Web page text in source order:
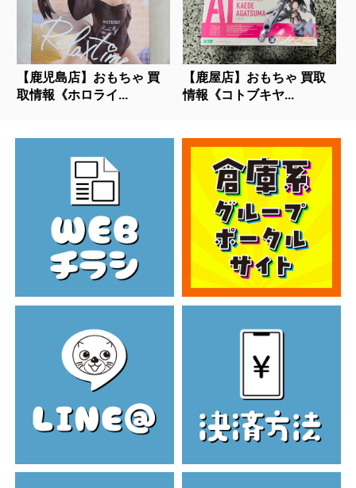
【鹿児島店】おもちゃ 買
取情報《ホロライ...
【鹿屋店】おもちゃ 買取
情報《コトブキヤ...